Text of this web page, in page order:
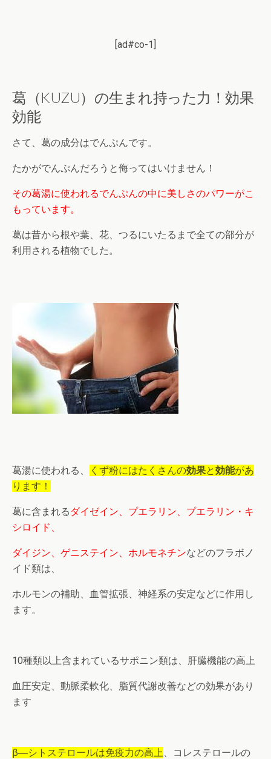
[ad#co-1]
葛（KUZU）の生まれ持った力！効果
効能
さて、葛の成分はでんぷんです。
たかがでんぷんだろうと侮ってはいけません！
その葛湯に使われるでんぷんの中に美しさのパワーがこ
もっています。
葛は昔から根や葉、花、つるにいたるまで全ての部分が
利用される植物でした。
葛湯に使われる、 くず粉にはたくさんの効果と効能があ
ります！
葛に含まれる ダイゼイン、プエラリン、プエラリン・キ
シロイド、
ダイジン、ゲニステイン、ホルモネチンなどのフラボノ
イド類は、
ホルモンの補助、血管拡張、神経系の安定などに作用し
ます。
10種類以上含まれているサポニン類は、肝臓機能の高上
血圧安定、動脈柔軟化、脂質代謝改善などの効果があり
ます
β―シトステロールは免疫力の高上
、コレステロールの